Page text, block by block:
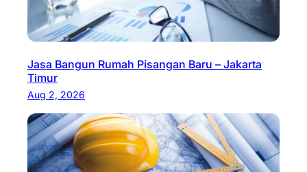
Jasa Bangun Rumah Pisangan Baru – Jakarta
Timur
Aug 2, 2026